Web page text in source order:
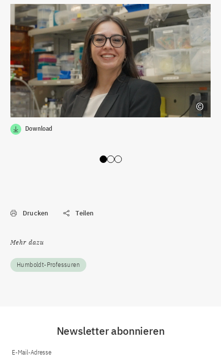
Download
Slide 0
Slide 1
Slide 2
Drucken Teilen
Mehr dazu
Humboldt-Professuren
Newsletter abonnieren
E-Mail-Adresse